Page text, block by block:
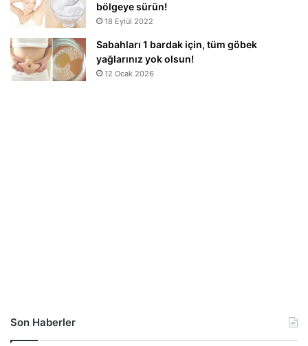
bölgeye sürün!
18 Eylül 2022
Sabahları 1 bardak için, tüm göbek
yağlarınız yok olsun!
12 Ocak 2026
Son Haberler